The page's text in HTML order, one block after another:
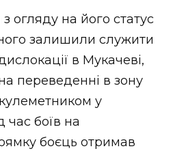
огляду на його статус
залишили служити
в Мукачеві,
переведенні в зону
у
час боїв на
боєць отримав